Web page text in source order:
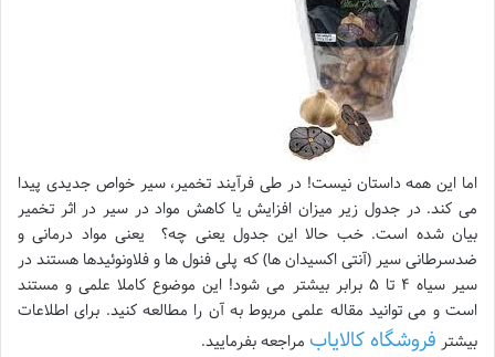
اما این همه داستان نیست! در طی فرآیند تخمیر، سیر خواص جدیدی پیدا
می کند. در جدول زیر میزان افزایش یا کاهش مواد در سیر در اثر تخمیر
بیان شده است. خب حالا این جدول یعنی چه؟ یعنی مواد درمانی و
ضدسرطانی سیر (آنتی اکسیدان ها) که پلی فنول ها و فلاونوئیدها هستند در
سیر سیاه ۴ تا ۵ برابر بیشتر می شود! این موضوع کاملا علمی و مستند
است و می توانید مقاله علمی مربوط به آن را مطالعه کنید. برای اطلاعات
بیشتر فروشگاه کالایاب مراجعه بفرمایید.